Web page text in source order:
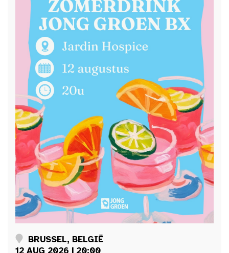
BRUSSEL, BELGIË
12 AUG 2026 | 20:00